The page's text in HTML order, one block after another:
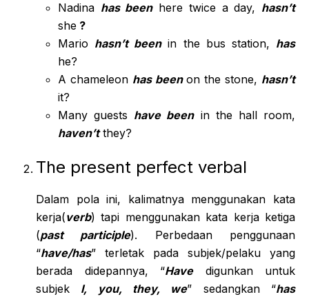
Nadina has beenhere twice a day, hasn’t
she ?
Mario hasn’t beenin the bus station, has
he?
A chameleon has beenon the stone, hasn’t
it?
Many guests have beenin the hall room,
haven’tthey?
The present perfect verbal
Dalam pola ini, kalimatnya menggunakan kata
kerja(verb) tapi menggunakan kata kerja ketiga
(past participle). Perbedaan penggunaan
“have/has” terletak pada subjek/pelaku yang
berada didepannya, “Havedigunkan untuk
subjek I, you, they, we” sedangkan “has